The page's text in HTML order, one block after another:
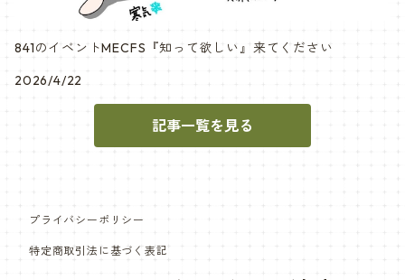
841のイベントMECFS『知って欲しい』来てください
2026/4/22
記事一覧を見る
プライバシーポリシー
特定商取引法に基づく表記